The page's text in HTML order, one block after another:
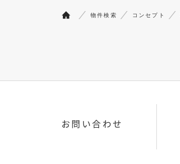
物件検索 コンセプト
お問い合わせ